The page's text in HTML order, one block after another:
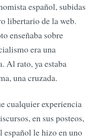
español, subidas
libertario de la web.
enseñaba sobre
era una
Al rato, ya estaba
una cruzada.
cualquier experiencia
en sus posteos,
español le hizo en uno